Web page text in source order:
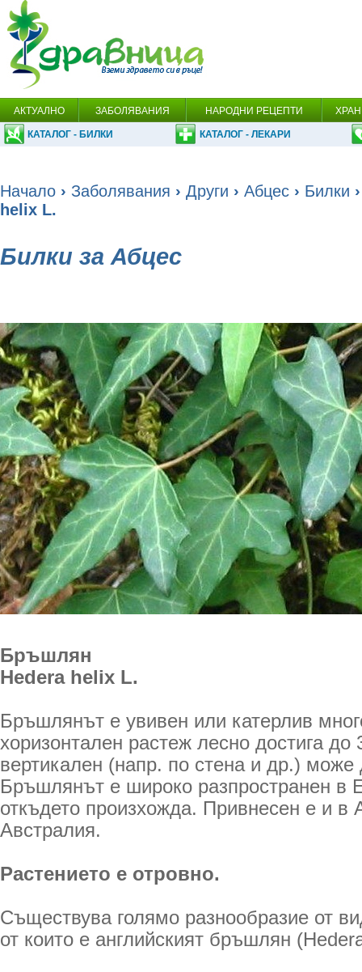
АКТУАЛНО ЗАБОЛЯВАНИЯ НАРОДНИ РЕЦЕПТИ
КАТАЛОГ - БИЛКИ КАТАЛОГ - ЛЕКАРИ
Начало › Заболявания › Други › Абцес › Билки
helix L.
Билки за Абцес
Бръшлян
Hedera helix L.
Бръшлянът е увивен или катерлив
хоризонтален растеж лесно достига
вертикален (напр. по стена и др.) може
Бръшлянът е широко разпространен в
откъдето произхожда. Привнесен е и в
Австралия.
Растението е отровно.
Съществува голямо разнообразие от
от които е английският бръшлян